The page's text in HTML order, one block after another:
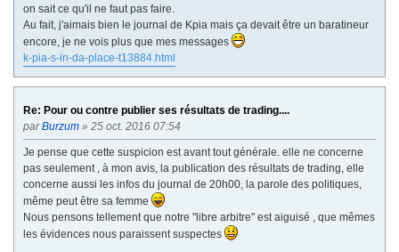
on sait ce qu'il ne faut pas faire.
Au fait, j'aimais bien le journal de Kpia mais ça devait être un baratineur
encore, je ne vois plus que mes messages
k-pia-s-in-da-place-t13884.html
Re: Pour ou contre publier ses résultats de trading....
parBurzum » 25 oct. 2016 07:54
Je pense que cette suspicion est avant tout générale. elle ne concerne
pas seulement , à mon avis, la publication des résultats de trading, elle
concerne aussi les infos du journal de 20h00, la parole des politiques,
même peut être sa femme
Nous pensons tellement que notre "libre arbitre" est aiguisé , que mêmes
les évidences nous paraissent suspectes